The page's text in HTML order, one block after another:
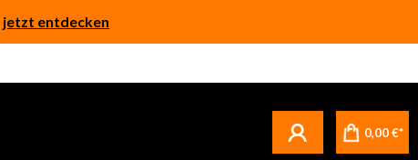
jetzt entdecken
0,00 €*